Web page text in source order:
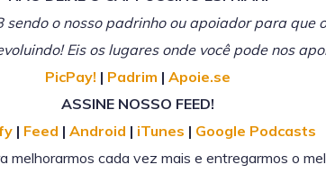
o nosso padrinho ou apoiador para que
Eis os lugares onde você pode nos
PicPay! | Padrim |Apoie.se
ASSINE NOSSO FEED!
| Feed | Android | iTunes | Google Podcasts
melhorarmos cada vez mais e entregarmos o